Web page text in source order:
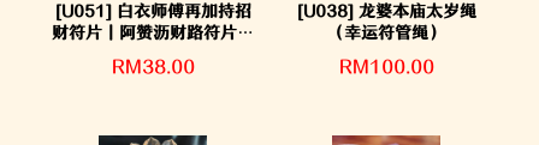
[U051] 白衣师傅再加持招
财符片｜阿赞沥财路符片｜
正财偏财五路财
RM38.00
[U038] 龙婆本庙太岁绳
（幸运符管绳）
RM100.00